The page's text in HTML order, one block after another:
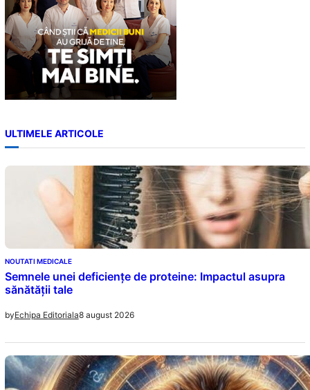
ULTIMELE ARTICOLE
NOUTATI MEDICALE
Semnele unei deficiențe de proteine: Impactul asupra
sănătății tale
byEchipa Editoriala8 august 2026